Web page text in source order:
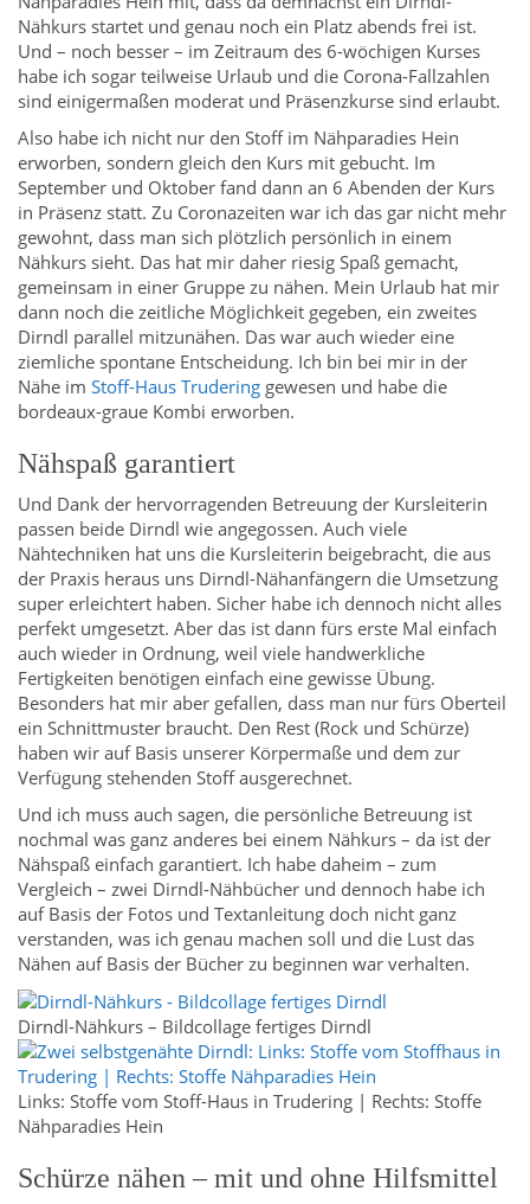
Nähkurs startet und genau noch ein Platz abends frei ist.
Und – noch besser – im Zeitraum des 6-wöchigen Kurses
habe ich sogar teilweise Urlaub und die Corona-Fallzahlen
sind einigermaßen moderat und Präsenzkurse sind erlaubt.
Also habe ich nicht nur den Stoff im Nähparadies Hein
erworben, sondern gleich den Kurs mit gebucht. Im
September und Oktober fand dann an 6 Abenden der Kurs
in Präsenz statt. Zu Coronazeiten war ich das gar nicht mehr
gewohnt, dass man sich plötzlich persönlich in einem
Nähkurs sieht. Das hat mir daher riesig Spaß gemacht,
gemeinsam in einer Gruppe zu nähen. Mein Urlaub hat mir
dann noch die zeitliche Möglichkeit gegeben, ein zweites
Dirndl parallel mitzunähen. Das war auch wieder eine
ziemliche spontane Entscheidung. Ich bin bei mir in der
Nähe im Stoff-Haus Trudering gewesen und habe die
bordeaux-graue Kombi erworben.
Nähspaß garantiert
Und Dank der hervorragenden Betreuung der Kursleiterin
passen beide Dirndl wie angegossen. Auch viele
Nähtechniken hat uns die Kursleiterin beigebracht, die aus
der Praxis heraus uns Dirndl-Nähanfängern die Umsetzung
super erleichtert haben. Sicher habe ich dennoch nicht alles
perfekt umgesetzt. Aber das ist dann fürs erste Mal einfach
auch wieder in Ordnung, weil viele handwerkliche
Fertigkeiten benötigen einfach eine gewisse Übung.
Besonders hat mir aber gefallen, dass man nur fürs Oberteil
ein Schnittmuster braucht. Den Rest (Rock und Schürze)
haben wir auf Basis unserer Körpermaße und dem zur
Verfügung stehenden Stoff ausgerechnet.
Und ich muss auch sagen, die persönliche Betreuung ist
nochmal was ganz anderes bei einem Nähkurs – da ist der
Nähspaß einfach garantiert. Ich habe daheim – zum
Vergleich – zwei Dirndl-Nähbücher und dennoch habe ich
auf Basis der Fotos und Textanleitung doch nicht ganz
verstanden, was ich genau machen soll und die Lust das
Nähen auf Basis der Bücher zu beginnen war verhalten.
Dirndl-Nähkurs – Bildcollage fertiges Dirndl
Links: Stoffe vom Stoff-Haus in Trudering | Rechts: Stoffe
Nähparadies Hein
Schürze nähen – mit und ohne Hilfsmittel